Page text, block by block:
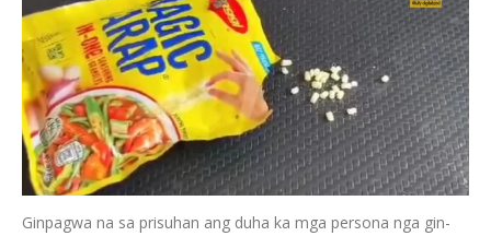
Ginpagwa na sa prisuhan ang duha ka mga persona nga gin-